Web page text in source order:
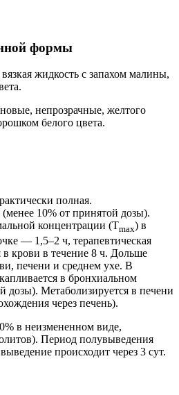
формы
вязкая жидкость с запахом малины,
непрозрачные, желтого
белого цвета.
полная.
10% от принятой дозы).
концентрации (Tmax) в
— 1,5–2 ч, терапевтическая
в крови в течение 8 ч. Дольше
печени и среднем ухе. В
в бронхиальном
дозы). Метаболизируется в печени
через печень).
в неизмененном виде,
Период полувыведения
происходит через 3 сут.